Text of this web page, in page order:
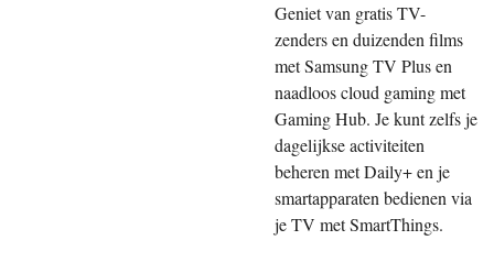
Geniet van gratis TV-
zenders en duizenden films
met Samsung TV Plus en
naadloos cloud gaming met
Gaming Hub. Je kunt zelfs je
dagelijkse activiteiten
beheren met Daily+ en je
smartapparaten bedienen via
je TV met SmartThings.